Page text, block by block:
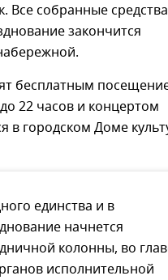
Все собранные средства
закончится
бесплатным
22 часов и концертом
в городском Доме
единства и в
начнется
колонны, во
исполнительной